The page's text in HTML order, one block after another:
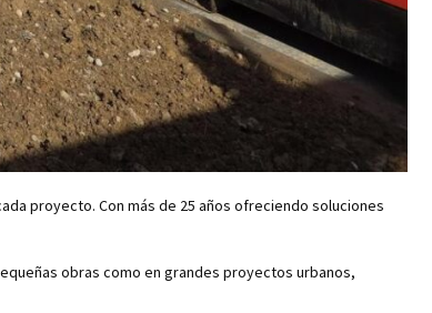
proyecto. Con más de 25 años ofreciendo soluciones
obras como en grandes proyectos urbanos,